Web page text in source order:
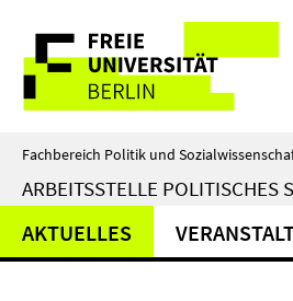
direkt
Inhalt
Service-
Navigation
Fachbereich Politik und
ARBEITSSTELLE POLITISCHES
AKTUELLES